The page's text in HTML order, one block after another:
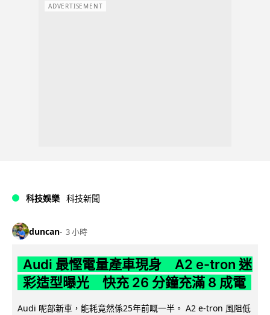
ADVERTISEMENT
科技娛樂 科技新聞
duncan 3 小時
Audi 最慳電量產車現身 A2 e-tron 迷
彩造型曝光 快充 26 分鐘充滿 8 成電
Audi 呢部新車，能耗竟然係25年前嘅一半。 A2 e-tron 風阻低